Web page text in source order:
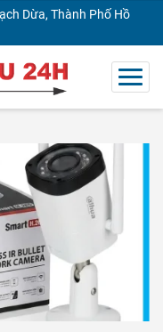
Dừa, Thành Phố Hồ